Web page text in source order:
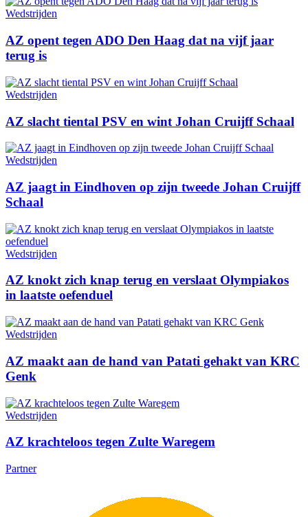
Wedstrijden
AZ opent tegen ADO Den Haag dat na vijf jaar
terug is
Wedstrijden
AZ slacht tiental PSV en wint Johan Cruijff Schaal
Wedstrijden
AZ jaagt in Eindhoven op zijn tweede Johan Cruijff
Schaal
Wedstrijden
AZ knokt zich knap terug en verslaat Olympiakos
in laatste oefenduel
Wedstrijden
AZ maakt aan de hand van Patati gehakt van KRC
Genk
Wedstrijden
AZ krachteloos tegen Zulte Waregem
Partner